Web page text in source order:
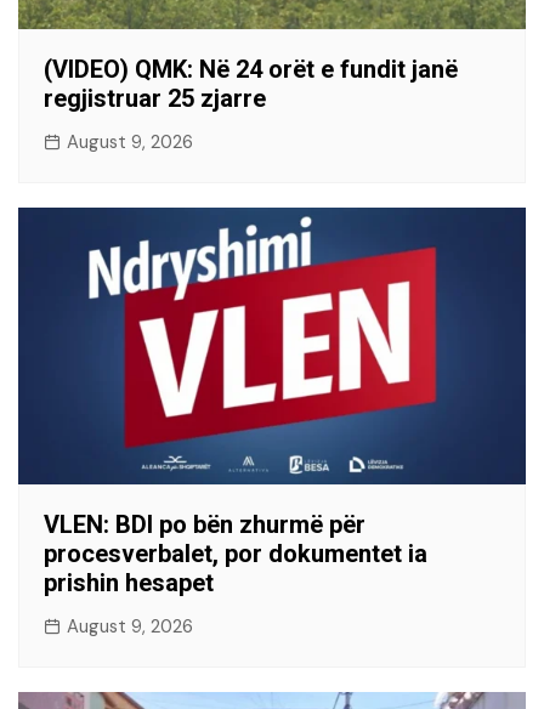
(VIDEO) QMK: Në 24 orët e fundit janë
regjistruar 25 zjarre
August 9, 2026
VLEN: BDI po bën zhurmë për
procesverbalet, por dokumentet ia
prishin hesapet
August 9, 2026